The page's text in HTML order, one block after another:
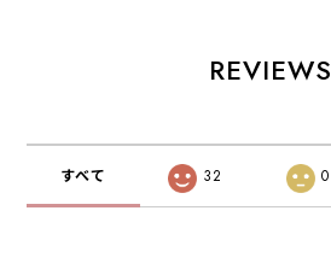
REVIEWS
すべて 32 0